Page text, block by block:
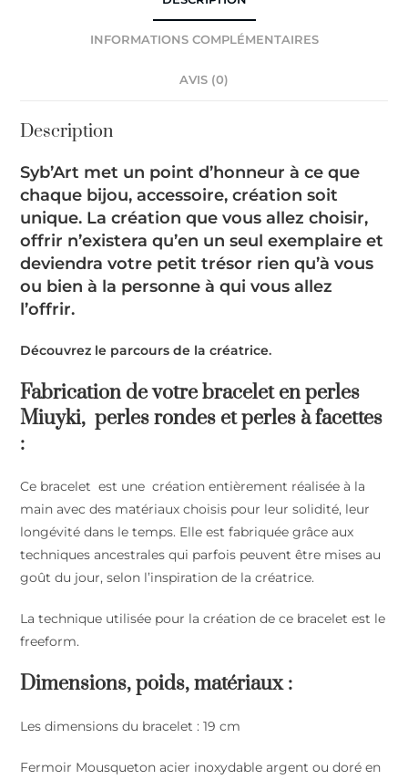
INFORMATIONS COMPLÉMENTAIRES
AVIS (0)
Description
Syb’Art met un point d’honneur à ce que
chaque bijou, accessoire, création soit
unique. La création que vous allez choisir,
offrir n’existera qu’en un seul exemplaire et
deviendra votre petit trésor rien qu’à vous
ou bien à la personne à qui vous allez
l’offrir.
Découvrez le parcours de la créatrice.
Fabrication de votre bracelet en perles
Miuyki, perles rondes et perles à facettes
:
Ce bracelet est une création entièrement réalisée à la
main avec des matériaux choisis pour leur solidité, leur
longévité dans le temps. Elle est fabriquée grâce aux
techniques ancestrales qui parfois peuvent être mises au
goût du jour, selon l’inspiration de la créatrice.
La technique utilisée pour la création de ce bracelet est le
freeform.
Dimensions, poids, matériaux :
Les dimensions du bracelet : 19 cm
Fermoir Mousqueton acier inoxydable argent ou doré en